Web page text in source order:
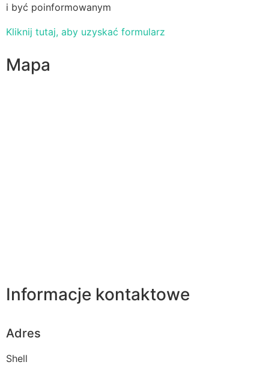
i być poinformowanym
Kliknij tutaj, aby uzyskać formularz
Mapa
Informacje kontaktowe
Adres
Shell